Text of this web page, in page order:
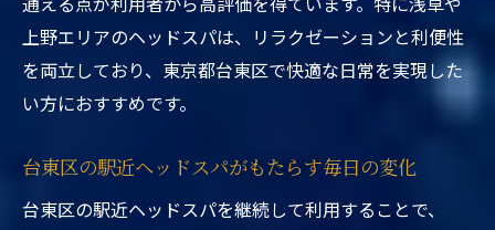
上野エリアのヘッドスパは、リラクゼーションと利便性
を両立しており、東京都台東区で快適な日常を実現した
い方におすすめです。
台東区の駅近ヘッドスパがもたらす毎日の変化
台東区の駅近ヘッドスパを継続して利用することで、